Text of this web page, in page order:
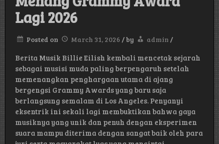
Lagi 2026
Posted on March 31, 2026 /by admin /
Berita Musik Billie Eilish kembali mencetak sejarah
sebagai musisi muda paling berpengaruh setelah
memenangkan penghargaan utama di ajang
bergengsi Grammy Awards yang baru saja
berlangsung semalam di Los Angeles. Penyanyi
eksentrik ini sekali lagi membuktikan bahwa gaya
musiknya yang unik dan penuh dengan eksperimen
suara mampu diterima dengan sangat baik oleh para